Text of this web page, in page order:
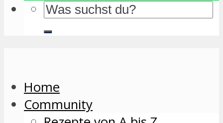
Home
Community